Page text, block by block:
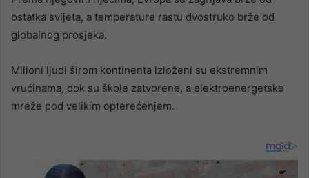
ostatka svijeta, a temperature rastu dvostruko brže od
globalnog prosjeka.
Milioni ljudi širom kontinenta izloženi su ekstremnim
vrućinama, dok su škole zatvorene, a elektroenergetske
mreže pod velikim opterećenjem.